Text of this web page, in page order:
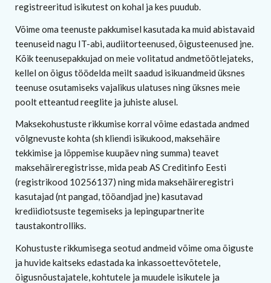
registreeritud isikutest on kohal ja kes puudub.
Võime oma teenuste pakkumisel kasutada ka muid abistavaid
teenuseid nagu IT-abi, audiitorteenused, õigusteenused jne.
Kõik teenusepakkujad on meie volitatud andmetöötlejateks,
kellel on õigus töödelda meilt saadud isikuandmeid üksnes
teenuse osutamiseks vajalikus ulatuses ning üksnes meie
poolt etteantud reeglite ja juhiste alusel.
Maksekohustuste rikkumise korral võime edastada andmed
võlgnevuste kohta (sh kliendi isikukood, maksehäire
tekkimise ja lõppemise kuupäev ning summa) teavet
maksehäireregistrisse, mida peab AS Creditinfo Eesti
(registrikood 10256137) ning mida maksehäireregistri
kasutajad (nt pangad, tööandjad jne) kasutavad
krediidiotsuste tegemiseks ja lepingupartnerite
taustakontrolliks.
Kohustuste rikkumisega seotud andmeid võime oma õiguste
ja huvide kaitseks edastada ka inkassoettevõtetele,
õigusnõustajatele, kohtutele ja muudele isikutele ja